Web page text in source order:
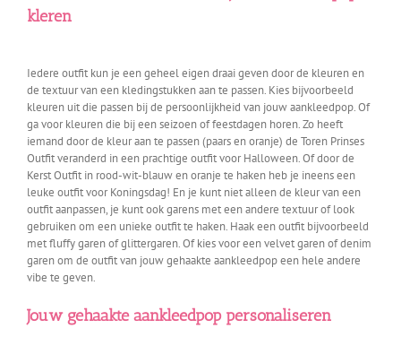
kleren
Iedere outfit kun je een geheel eigen draai geven door de kleuren en
de textuur van een kledingstukken aan te passen. Kies bijvoorbeeld
kleuren uit die passen bij de persoonlijkheid van jouw aankleedpop. Of
ga voor kleuren die bij een seizoen of feestdagen horen. Zo heeft
iemand door de kleur aan te passen (paars en oranje) de Toren Prinses
Outfit veranderd in een prachtige outfit voor Halloween. Of door de
Kerst Outfit in rood-wit-blauw en oranje te haken heb je ineens een
leuke outfit voor Koningsdag! En je kunt niet alleen de kleur van een
outfit aanpassen, je kunt ook garens met een andere textuur of look
gebruiken om een unieke outfit te haken. Haak een outfit bijvoorbeeld
met fluffy garen of glittergaren. Of kies voor een velvet garen of denim
garen om de outfit van jouw gehaakte aankleedpop een hele andere
vibe te geven.
Jouw gehaakte aankleedpop personaliseren